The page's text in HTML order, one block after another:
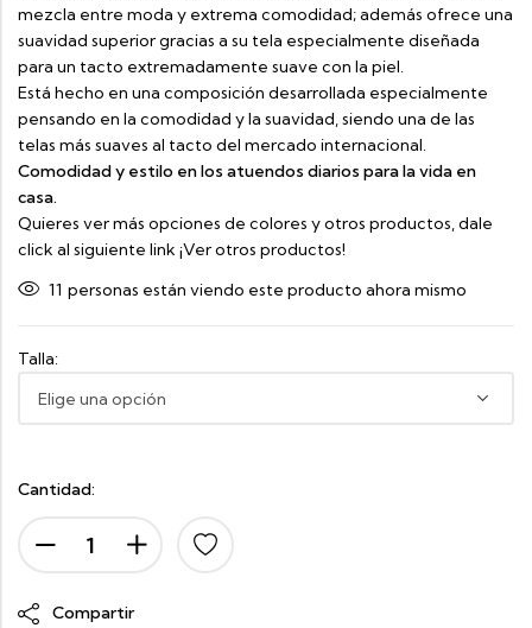
mezcla entre moda y extrema comodidad; además ofrece una
suavidad superior gracias a su tela especialmente diseñada
para un tacto extremadamente suave con la piel.
Está hecho en una composición desarrollada especialmente
pensando en la comodidad y la suavidad, siendo una de las
telas más suaves al tacto del mercado internacional.
Comodidad y estilo en los atuendos diarios para la vida en
casa.
Quieres ver más opciones de colores y otros productos, dale
click al siguiente link ¡Ver otros productos!
11 personas están viendo este producto ahora mismo
Talla:
Cantidad:
Compartir